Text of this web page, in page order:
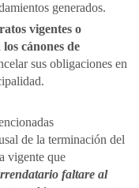
generados.
vigentes o
cánones de
sus obligaciones en
de la terminación del
vigente que
faltare al